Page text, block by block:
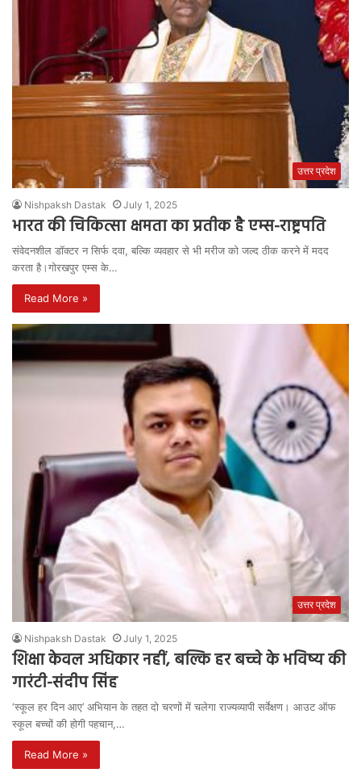
उत्तर प्रदेश
Nishpaksh Dastak July 1, 2025
भारत की चिकित्सा क्षमता का प्रतीक है एम्स-राष्ट्रपति
संवेदनशील डॉक्टर न सिर्फ दवा, बल्कि व्यवहार से भी मरीज को जल्द ठीक करने में मदद
करता है।गोरखपुर एम्स के…
Read More »
उत्तर प्रदेश
Nishpaksh Dastak July 1, 2025
शिक्षा केवल अधिकार नहीं, बल्कि हर बच्चे के भविष्य की
गारंटी-संदीप सिंह
‘स्कूल हर दिन आए’ अभियान के तहत दो चरणों में चलेगा राज्यव्यापी सर्वेक्षण। आउट ऑफ
स्कूल बच्चों की होगी पहचान,…
Read More »